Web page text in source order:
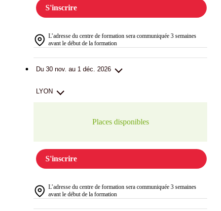
S'inscrire
L’adresse du centre de formation sera communiquée 3 semaines
avant le début de la formation
Du 30 nov. au 1 déc. 2026
LYON
Places disponibles
S'inscrire
L’adresse du centre de formation sera communiquée 3 semaines
avant le début de la formation